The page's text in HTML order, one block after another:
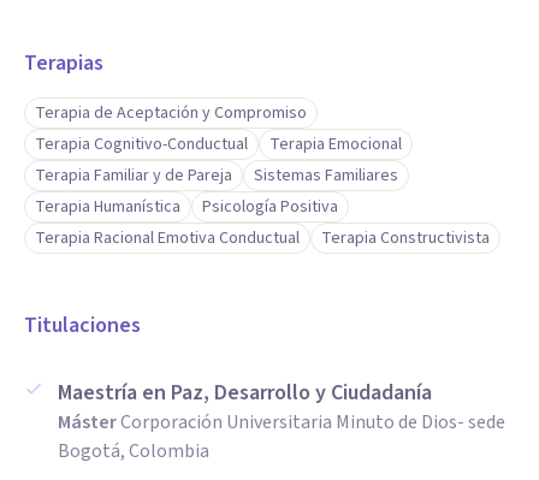
humano.
* Comunicación asertiva y trabajo interdisciplinario,
favoreciendo la articulación entre la psicología, la
educación y la comunidad.
Poseo una visión integral del ser humano, sustentada en
Desarrollo y Ciudadanía, que me permite abordar los
procesos personales y sociales desde una perspectiva ética,
humanista y transformadora.
Terapias
Terapia de Aceptación y Compromiso
Terapia Cognitivo-Conductual
Terapia Emocional
Terapia Familiar y de Pareja
Sistemas Familiares
Terapia Humanística
Psicología Positiva
Terapia Racional Emotiva Conductual
Terapia Constructivista
Titulaciones
Maestría en Paz, Desarrollo y Ciudadanía
MásterCorporación Universitaria Minuto de Dios- sede
Bogotá, Colombia